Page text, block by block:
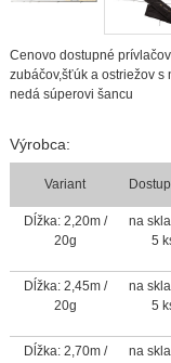
Cenovo dostupné
zubáčov,šťúk a ostriežov s
nedá súperovi šancu
Výrobca:
Variant
Dĺžka: 2,20m /
20g
na
5
Dĺžka: 2,45m /
20g
na
5
Dĺžka: 2,70m /
na